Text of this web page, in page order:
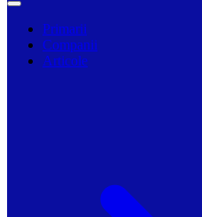
Primarii
Companii
Articole